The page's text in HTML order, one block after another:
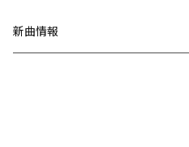
新曲情報